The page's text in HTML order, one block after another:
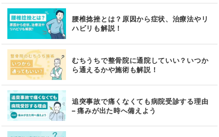
腰椎捻挫とは？原因から症状、治療法やリ
ハビリも解説！
むちうちで整骨院に通院していい？いつか
ら通えるかや施術も解説！
追突事故で痛くなくても病院受診する理由
– 痛みが出た時へ備えよう